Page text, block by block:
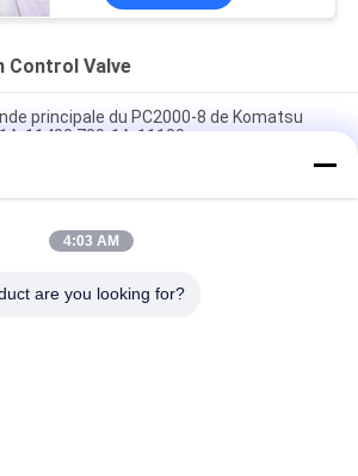
Control Valve
principale du PC2000-8 de Komatsu
11400 709-1A-11100
Ventilateur de commande Excavateur
Excavateur pièces principales
de commande principale de l'excavateur
4:03 AM
are you looking for?